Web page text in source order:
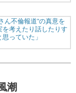
潮